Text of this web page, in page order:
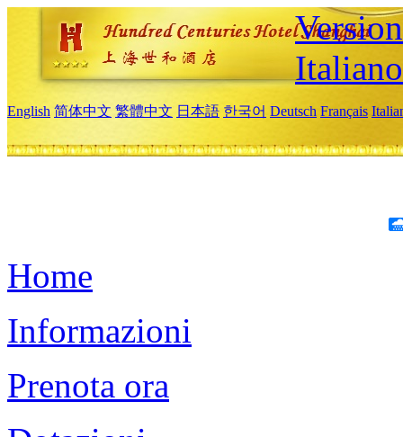
Italiano
English 简体中文 繁體中文 日本語 한국어 Deutsch Français
Home
Informazioni
Prenota ora